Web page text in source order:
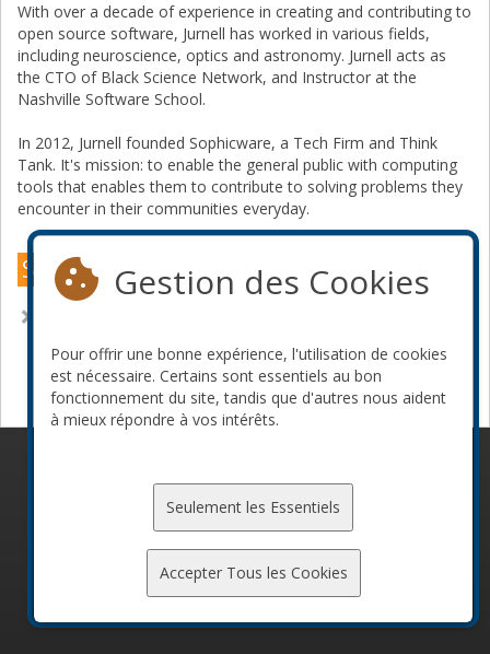
With over a decade of experience in creating and contributing to
open source software, Jurnell has worked in various fields,
including neuroscience, optics and astronomy. Jurnell acts as
the CTO of Black Science Network, and Instructor at the
Nashville Software School.
In 2012, Jurnell founded Sophicware, a Tech Firm and Think
Tank. It's mission: to enable the general public with computing
tools that enables them to contribute to solving problems they
encounter in their communities everyday.
Sessions Montréal 2016
Devenir commanditaire
Gestion des Cookies
Pour offrir une bonne expérience, l'utilisation de cookies
est nécessaire. Certains sont essentiels au bon
fonctionnement du site, tandis que d'autres nous aident
à mieux répondre à vos intérêts.
Seulement les Essentiels
Accepter Tous les Cookies